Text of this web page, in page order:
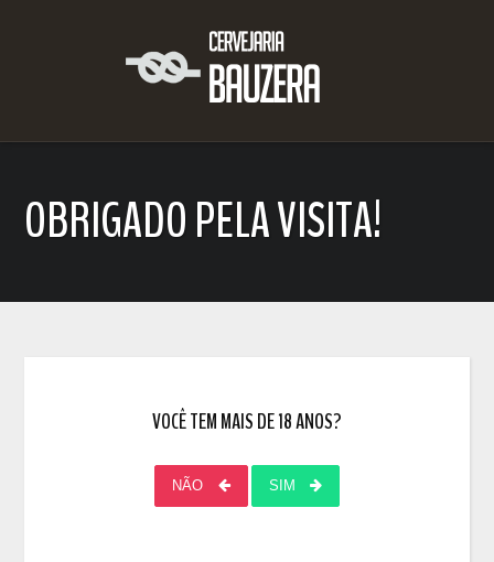
OBRIGADO PELA VISITA!
VOCÊ TEM MAIS DE 18 ANOS?
NÃO SIM